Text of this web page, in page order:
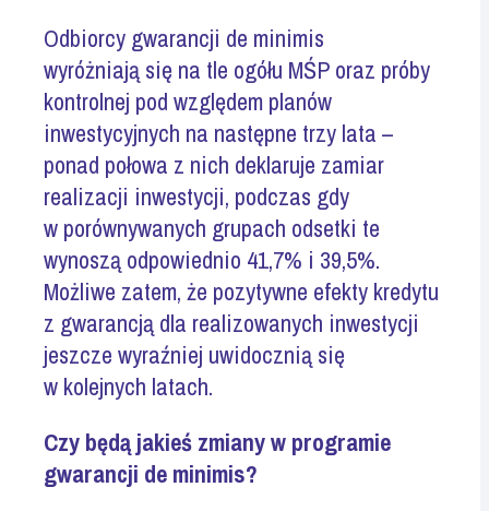
Odbiorcy gwarancji de minimis
wyróżniają się na tle ogółu MŚP oraz próby
kontrolnej pod względem planów
inwestycyjnych na następne trzy lata –
ponad połowa z nich deklaruje zamiar
realizacji inwestycji, podczas gdy
w porównywanych grupach odsetki te
wynoszą odpowiednio 41,7% i 39,5%.
Możliwe zatem, że pozytywne efekty kredytu
z gwarancją dla realizowanych inwestycji
jeszcze wyraźniej uwidocznią się
w kolejnych latach.
Czy będą jakieś zmiany w programie
gwarancji de minimis?